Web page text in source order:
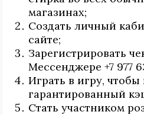
магазинах;
Создать личный
сайте;
Зарегистрировать
Мессенджере +7 977
Играть в игру, чтобы
гарантированный
Стать участником